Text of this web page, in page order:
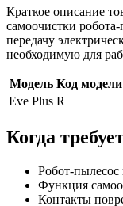
Краткое описание
самоочистки
передачу
необходимую для
Модель Код модели
Eve Plus R
Когда
Робот-пылесос
Функция
Контакты